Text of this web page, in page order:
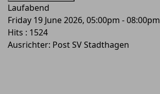
Laufabend
Friday 19 June 2026, 05:00pm - 08:00pm
Hits : 1524
Ausrichter: Post SV Stadthagen